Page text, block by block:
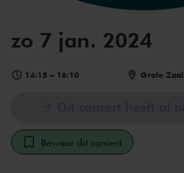
zo 7 jan. 2024
14:15 – 16:10 Grote Zaal
Bewaar dit concert